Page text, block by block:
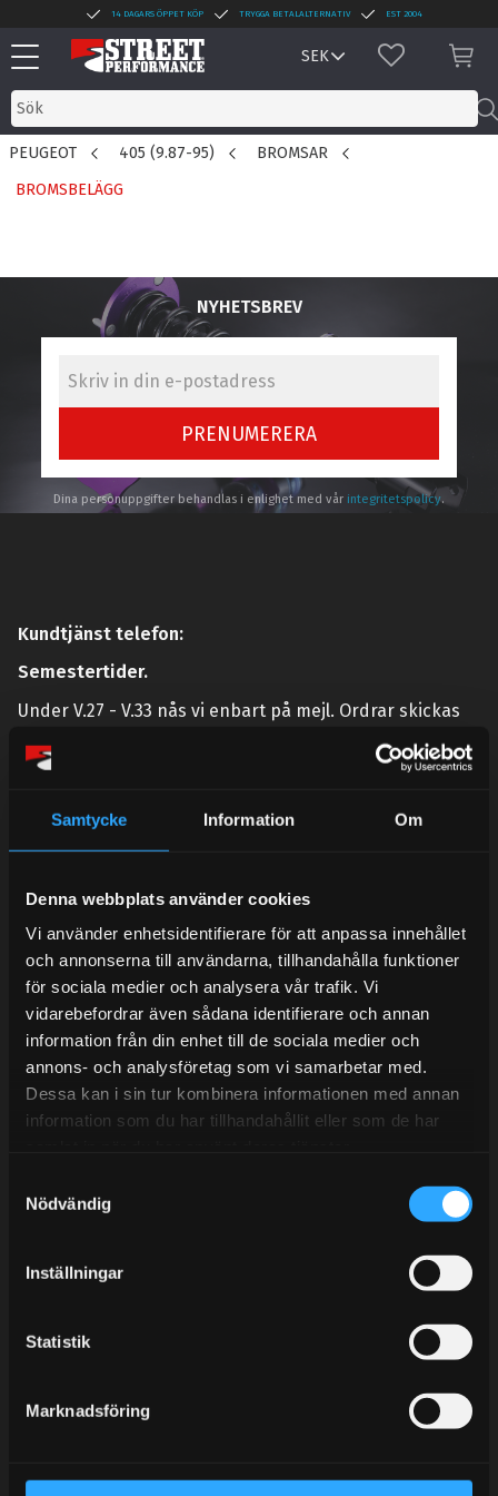
Samtycke Information Om
Denna webbplats använder cookies
Vi använder enhetsidentifierare för att anpassa innehållet
och annonserna till användarna, tillhandahålla funktioner
för sociala medier och analysera vår trafik. Vi
vidarebefordrar även sådana identifierare och annan
information från din enhet till de sociala medier och
annons- och analysföretag som vi samarbetar med.
Dessa kan i sin tur kombinera informationen med annan
information som du har tillhandahållit eller som de har
Nödvändig
Inställningar
Statistik
Marknadsföring
Meny
14 DAGARS ÖPPET KÖP TRYGGA BETALALTERNATIV EST 2004
FAVORITER
PEUGEOT 405 (9.87-95)
BROMSAR
BROMSBELÄGG
NYHETSBREV
PRENUMERERA
Dina personuppgifter behandlas i enlighet med vår integritetspolicy.
Kundtjänst telefon:
Semestertider.
Under V.27 - V.33 nås vi enbart på mejl. Ordrar skickas
under sommaren men med viss fördröjning. 2/7 -9/7 är
det helt stängt.
E-post:info@streetperformance.se
BLOGG
KUNSKAPSCENTER
KUNDTJÄNST